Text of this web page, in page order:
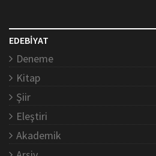
EDEBİYAT
Deneme
Kitap
Şiir
Eleştiri
Akademik